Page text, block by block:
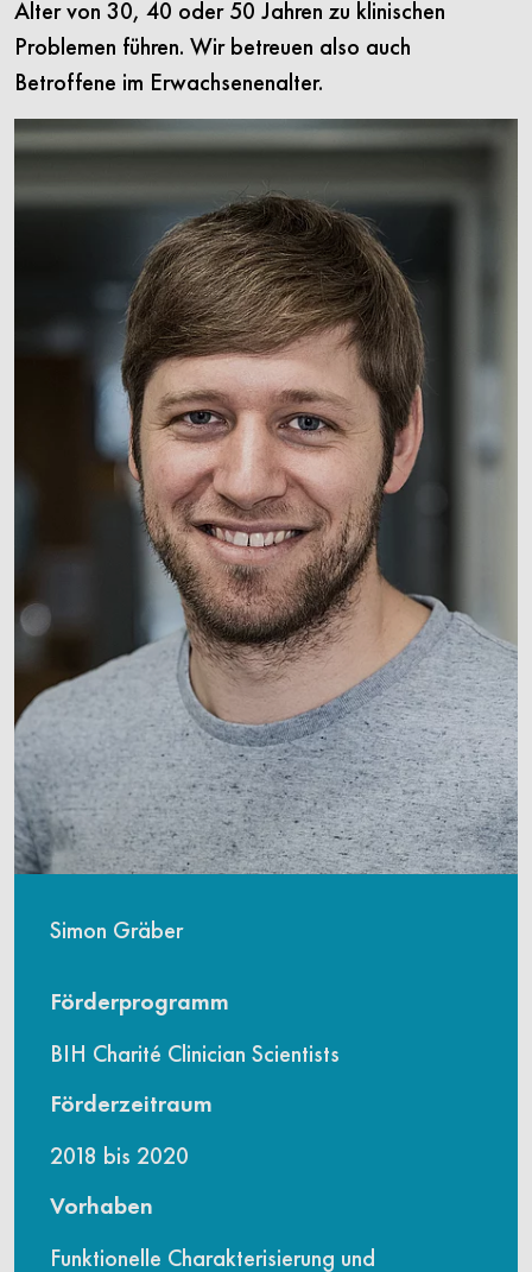
Alter von 30, 40 oder 50 Jahren zu klinischen
Problemen führen. Wir betreuen also auch
Betroffene im Erwachsenenalter.
Simon Gräber
Förderprogramm
BIH Charité Clinician Scientists
Förderzeitraum
2018 bis 2020
Vorhaben
Funktionelle Charakterisierung und